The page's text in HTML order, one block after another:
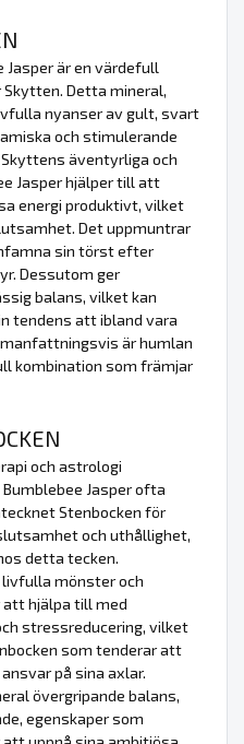
Jasper är en värdefull
Detta mineral,
nyanser av gult, svart
och stimulerande
äventyrliga och
Jasper hjälper till att
energi produktivt, vilket
Det uppmuntrar
sin törst efter
Dessutom ger
balans, vilket kan
tendens att ibland vara
är humlan
kombination som främjar
och astrologi
Jasper ofta
Stenbocken för
och uthållighet,
detta tecken.
livfulla mönster och
att hjälpa till med
stressreducering, vilket
som tenderar att
på sina axlar.
övergripande balans,
egenskaper som